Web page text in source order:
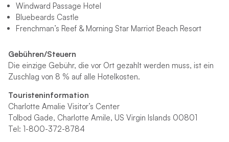
Windward Passage Hotel
Bluebeards Castle
Frenchman’s Reef & Morning Star Marriot Beach Resort
Gebühren/Steuern
Die einzige Gebühr, die vor Ort gezahlt werden muss, ist ein
Zuschlag von 8 % auf alle Hotelkosten.
Touristeninformation
Charlotte Amalie Visitor’s Center
Tolbod Gade, Charlotte Amile, US Virgin Islands 00801
Tel: 1-800-372-8784